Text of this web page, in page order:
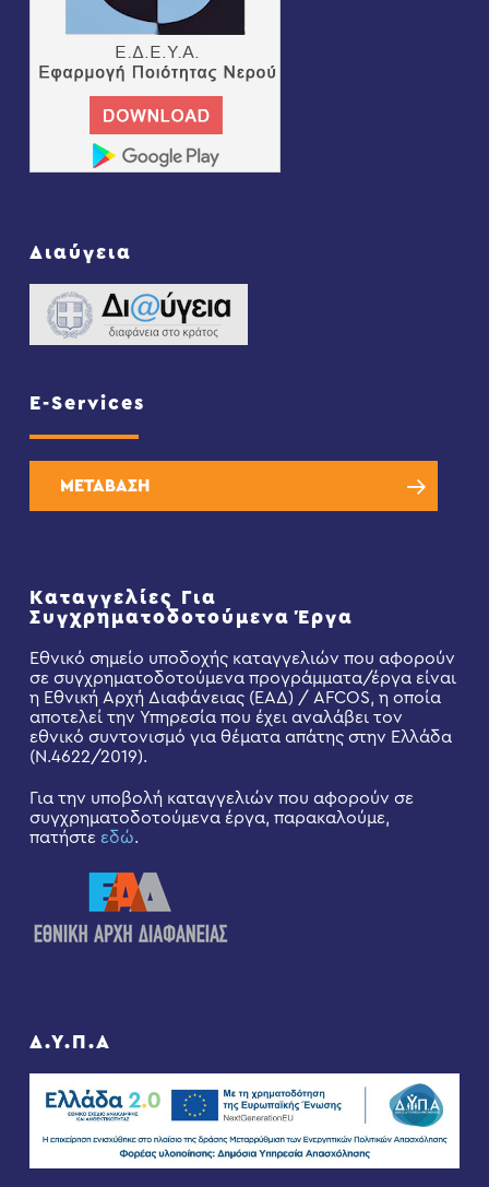
Διαύγεια
E-Services
ΜΕΤΑΒΑΣΗ
Καταγγελίες Για
Συγχρηματοδοτούμενα Έργα
Εθνικό σημείο υποδοχής καταγγελιών που αφορούν
σε συγχρηματοδοτούμενα προγράμματα/έργα είναι
η Εθνική Αρχή Διαφάνειας (ΕΑΔ) / AFCOS, η οποία
αποτελεί την Υπηρεσία που έχει αναλάβει τον
εθνικό συντονισμό για θέματα απάτης στην Ελλάδα
(Ν.4622/2019).
Για την υποβολή καταγγελιών που αφορούν σε
συγχρηματοδοτούμενα έργα, παρακαλούμε,
πατήστε εδώ.
Δ.Υ.Π.Α